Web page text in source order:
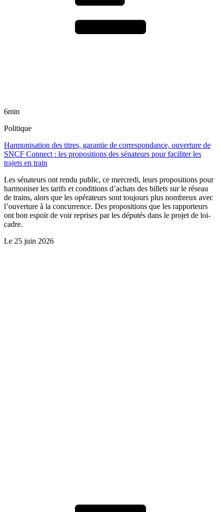
6min
Politique
Harmonisation des titres, garantie de correspondance, ouverture de
SNCF Connect : les propositions des sénateurs pour faciliter les
trajets en train
Les sénateurs ont rendu public, ce mercredi, leurs propositions pour
harmoniser les tarifs et conditions d’achats des billets sur le réseau
de trains, alors que les opérateurs sont toujours plus nombreux avec
l’ouverture à la concurrence. Des propositions que les rapporteurs
ont bon espoir de voir reprises par les députés dans le projet de loi-
cadre.
Le 25 juin 2026